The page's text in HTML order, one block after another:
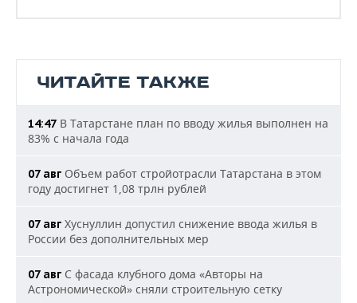
ЧИТАЙТЕ ТАКЖЕ
14:47 В Татарстане план по вводу жилья выполнен на
83% с начала года
07 авг Объем работ стройотрасли Татарстана в этом
году достигнет 1,08 трлн рублей
07 авг Хуснуллин допустил снижение ввода жилья в
России без дополнительных мер
07 авг С фасада клубного дома «Авторы на
Астрономической» сняли строительную сетку